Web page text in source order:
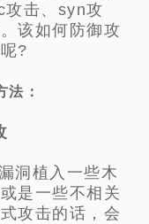
攻击、syn攻
该如何防御攻
?
法：
洞植入一些木
是一些不相关
攻击的话，会